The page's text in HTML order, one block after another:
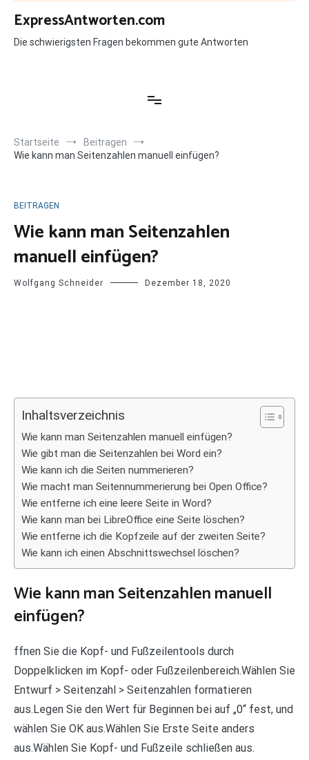
Zum
Inhalt
springen
ExpressAntworten.com
Die schwierigsten Fragen bekommen gute Antworten
Startseite
Beitragen
Wie kann man Seitenzahlen manuell einfügen?
BEITRAGEN
Wie kann man Seitenzahlen
manuell einfügen?
Wolfgang Schneider Dezember 18, 2020
Inhaltsverzeichnis
Wie kann man Seitenzahlen manuell einfügen?
Wie gibt man die Seitenzahlen bei Word ein?
Wie kann ich die Seiten nummerieren?
Wie macht man Seitennummerierung bei Open Office?
Wie entferne ich eine leere Seite in Word?
Wie kann man bei LibreOffice eine Seite löschen?
Wie entferne ich die Kopfzeile auf der zweiten Seite?
Wie kann ich einen Abschnittswechsel löschen?
Wie kann man Seitenzahlen manuell
einfügen?
ffnen Sie die Kopf- und Fußzeilentools durch
Doppelklicken im Kopf- oder Fußzeilenbereich.Wählen Sie
Entwurf > Seitenzahl > Seitenzahlen formatieren
aus.Legen Sie den Wert für Beginnen bei auf „0“ fest, und
wählen Sie OK aus.Wählen Sie Erste Seite anders
aus.Wählen Sie Kopf- und Fußzeile schließen aus.